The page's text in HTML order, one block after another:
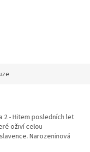
2 - Hitem posledních let
oživí celou
Narozeninová